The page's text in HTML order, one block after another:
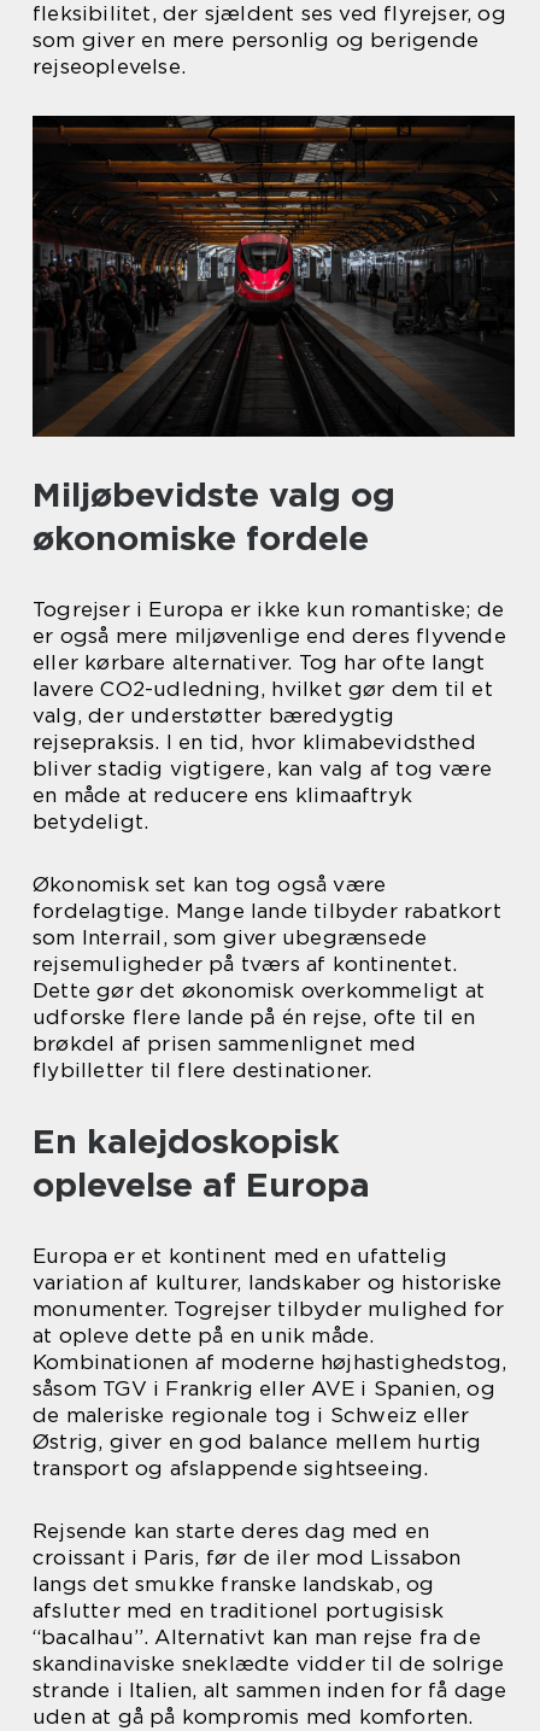
fleksibilitet, der sjældent ses ved flyrejser, og
som giver en mere personlig og berigende
rejseoplevelse.
Miljøbevidste valg og
økonomiske fordele
Togrejser i Europa er ikke kun romantiske; de
er også mere miljøvenlige end deres flyvende
eller kørbare alternativer. Tog har ofte langt
lavere CO2-udledning, hvilket gør dem til et
valg, der understøtter bæredygtig
rejsepraksis. I en tid, hvor klimabevidsthed
bliver stadig vigtigere, kan valg af tog være
en måde at reducere ens klimaaftryk
betydeligt.
Økonomisk set kan tog også være
fordelagtige. Mange lande tilbyder rabatkort
som Interrail, som giver ubegrænsede
rejsemuligheder på tværs af kontinentet.
Dette gør det økonomisk overkommeligt at
udforske flere lande på én rejse, ofte til en
brøkdel af prisen sammenlignet med
flybilletter til flere destinationer.
En kalejdoskopisk
oplevelse af Europa
Europa er et kontinent med en ufattelig
variation af kulturer, landskaber og historiske
monumenter. Togrejser tilbyder mulighed for
at opleve dette på en unik måde.
Kombinationen af moderne højhastighedstog,
såsom TGV i Frankrig eller AVE i Spanien, og
de maleriske regionale tog i Schweiz eller
Østrig, giver en god balance mellem hurtig
transport og afslappende sightseeing.
Rejsende kan starte deres dag med en
croissant i Paris, før de iler mod Lissabon
langs det smukke franske landskab, og
afslutter med en traditionel portugisisk
“bacalhau”. Alternativt kan man rejse fra de
skandinaviske sneklædte vidder til de solrige
strande i Italien, alt sammen inden for få dage
uden at gå på kompromis med komforten.